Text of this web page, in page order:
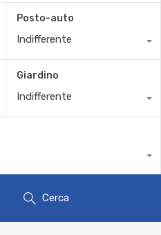
Posto-auto
Indifferente
Giardino
Indifferente
Cerca